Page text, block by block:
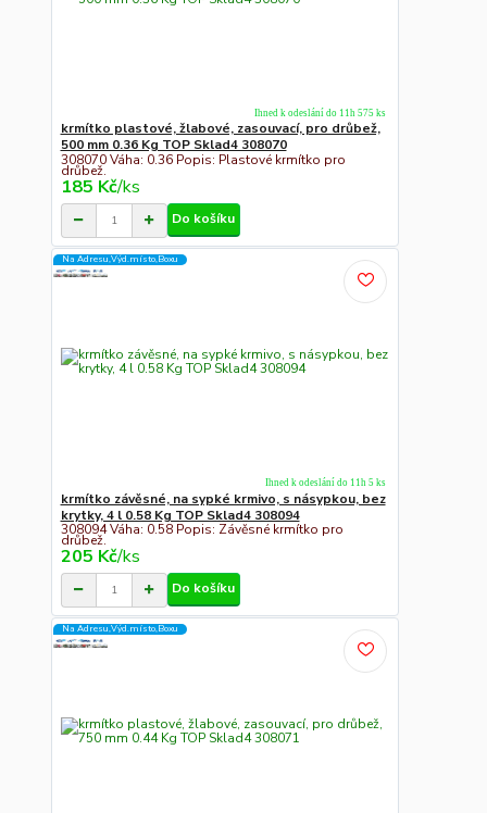
krmítko plastové, žlabové, zasouvací, pro drůbež,
500 mm 0.36 Kg TOP Sklad4 308070
308070 Váha: 0.36 Popis: Plastové krmítko pro
drůbež.
185 Kč/ks
Ihned k odeslání do 11h 575 ks
Do košíku
Na Adresu,Výd.místo,Boxu
krmítko závěsné, na sypké krmivo, s násypkou, bez
krytky, 4 l 0.58 Kg TOP Sklad4 308094
308094 Váha: 0.58 Popis: Závěsné krmítko pro
drůbež.
205 Kč/ks
Ihned k odeslání do 11h 5 ks
Do košíku
Na Adresu,Výd.místo,Boxu